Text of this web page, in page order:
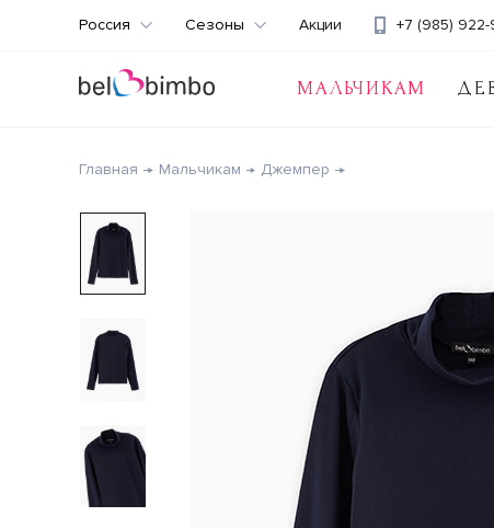
МАЛЬЧИКАМ
+7 (985) 922-
Россия Сезоны Акции
Главная Мальчикам Джемпер